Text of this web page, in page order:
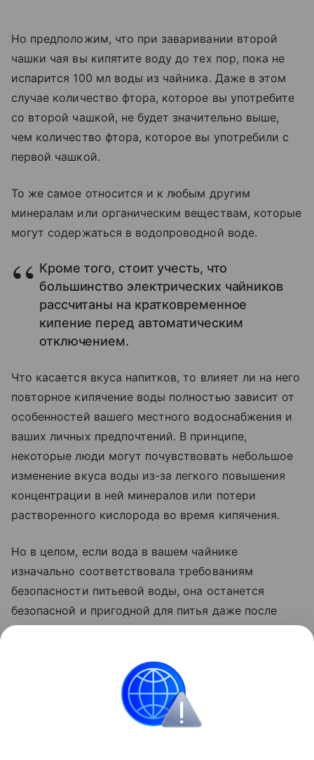
Но предположим, что при заваривании второй
чашки чая вы кипятите воду до тех пор, пока не
испарится 100 мл воды из чайника. Даже в этом
случае количество фтора, которое вы употребите
со второй чашкой, не будет значительно выше,
чем количество фтора, которое вы употребили с
первой чашкой.
То же самое относится и к любым другим
минералам или органическим веществам, которые
могут содержаться в водопроводной воде.
Кроме того, стоит учесть, что
большинство электрических чайников
рассчитаны на кратковременное
кипение перед автоматическим
отключением.
Что касается вкуса напитков, то влияет ли на него
повторное кипячение воды полностью зависит от
особенностей вашего местного водоснабжения и
ваших личных предпочтений. В принципе,
некоторые люди могут почувствовать небольшое
изменение вкуса воды из-за легкого повышения
концентрации в ней минералов или потери
растворенного кислорода во время кипячения.
Но в целом, если вода в вашем чайнике
изначально соответствовала требованиям
безопасности питьевой воды, она останется
безопасной и пригодной для питья даже после
многократного кипячения.
По материалам сайтаtheconversation.com